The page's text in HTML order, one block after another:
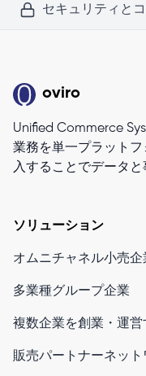
セキュリティと
oviro
Unified Commerce
業務を単一プラット
入することでデータ
ソリューション
オムニチャネル小売企
多業種グループ企業
複数企業を創業・運
販売パートナーネット